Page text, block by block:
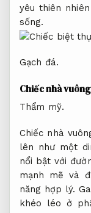
yêu thiên
sống.
Gạch đá.
Chiếc nhà
Thẩm mỹ.
Chiếc nhà
lên như một
nổi bật với
mạnh mẽ và
năng hợp lý.
khéo léo ở